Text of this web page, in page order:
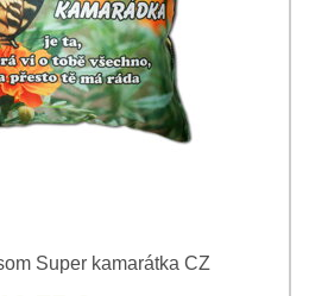
Super kamarátka CZ